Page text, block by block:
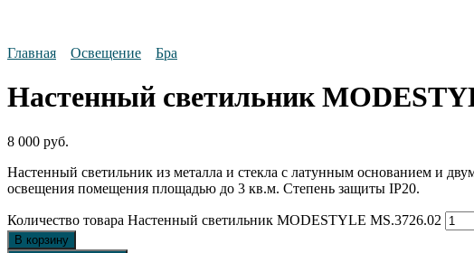
Главная Освещение Бра
Настенный светильник
8 000 руб.
Настенный светильник из металла и стекла с латунным основанием и
освещения помещения площадью до 3 кв.м. Степень защиты IP20.
Количество товара Настенный светильник MODESTYLE MS.3726.02
В корзину